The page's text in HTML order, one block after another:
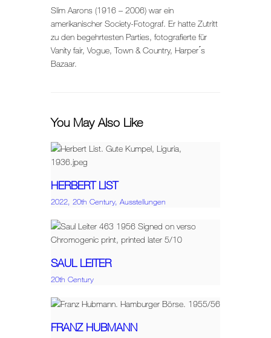
Slim Aarons (1916 – 2006) war ein
amerikanischer Society-Fotograf. Er hatte Zutritt
zu den begehrtesten Parties, fotografierte für
Vanity fair, Vogue, Town & Country, Harper ́s
Bazaar.
You May Also Like
HERBERT LIST
2022, 20th Century, Ausstellungen
SAUL LEITER
20th Century
FRANZ HUBMANN